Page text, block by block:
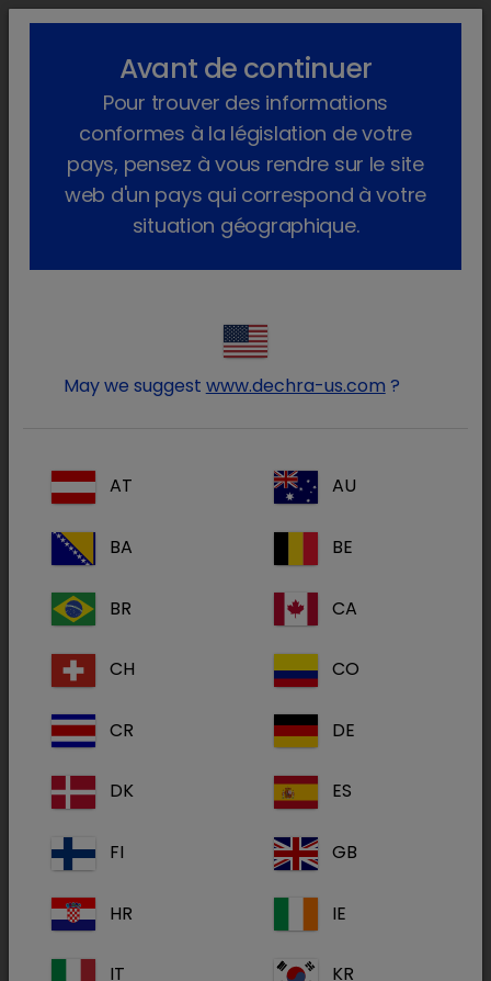
lock_outline search menu
Noël arrive chez Dechra !
Noël arrive chez Dechra !
vendredi 1 décembre 2023
quelques surprises sur ses réseaux sociaux
Le compte à rebours a commencé : Le sapin de
Noël est décoré, les premiers cadeaux
commencent à s'accumuler à son pied, on
espère voir les premiers flocons de neige
tomber... C'est l'heure d'ouvrir la première case
de votre calendrier de l'Avent ! 🎄
Avant de continuer
Pour trouver des informations
conformes à la législation de votre
pays, pensez à vous rendre sur le site
web d'un pays qui correspond à votre
situation géographique.
May we suggest www.dechra-us.com ?
AT AU
BA BE
BR CA
CH CO
CR DE
DK ES
FI GB
HR IE
IT KR